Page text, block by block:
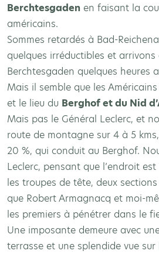
Berchtesgaden en faisant la
américains.
Sommes retardés à Bad-
quelques irréductibles et
Berchtesgaden quelques heures
Mais il semble que les
et le lieu du Berghof et du Nid
Mais pas le Général Leclerc, et
route de montagne sur 4 à 5
20 %, qui conduit au Berghof.
Leclerc, pensant que l’endroit
les troupes de tête, deux sections
que Robert Armagnacq et moi-
les premiers à pénétrer dans le
Une imposante demeure avec
terrasse et une splendide vue sur